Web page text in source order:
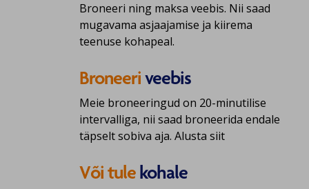
Broneeri ning maksa veebis. Nii saad
mugavama asjaajamise ja kiirema
teenuse kohapeal.
Broneeriveebis
Meie broneeringud on 20-minutilise
intervalliga, nii saad broneerida endale
täpselt sobiva aja. Alusta siit
Või tulekohale